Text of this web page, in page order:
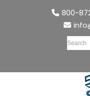
800-
Search